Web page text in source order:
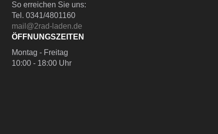
So erreichen Sie uns:
Tel. 0341/4801160
mail@2rad-laden.de
ÖFFNUNGSZEITEN
Montag - Freitag
10:00 - 18:00 Uhr